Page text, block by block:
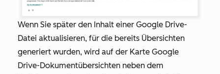
Wenn Sie später den Inhalt einer Google Drive-
Datei aktualisieren, für die bereits Übersichten
generiert wurden, wird auf der Karte Google
Drive-Dokumentübersichten neben dem